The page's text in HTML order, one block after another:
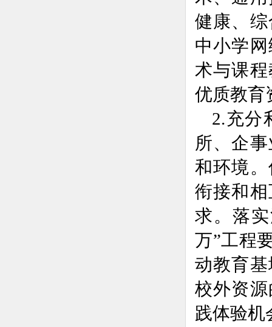
健康、
中小学
术与课
优质教育
2.充分
所、企
和环境
衔接和
求。落
万”工程
动教育
校外资
践体验机